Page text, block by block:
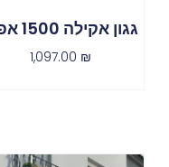
גגון אקילה 1500 אפור
1,097.00 ₪